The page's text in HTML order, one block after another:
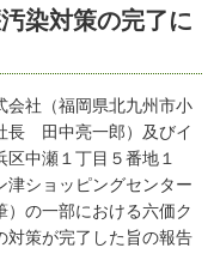
染対策の完了に
社（福岡県北九州市小
長 田中亮一郎）及びイ
区中瀬１丁目５番地１
ショッピングセンター
）の一部における六価ク
対策が完了した旨の報告